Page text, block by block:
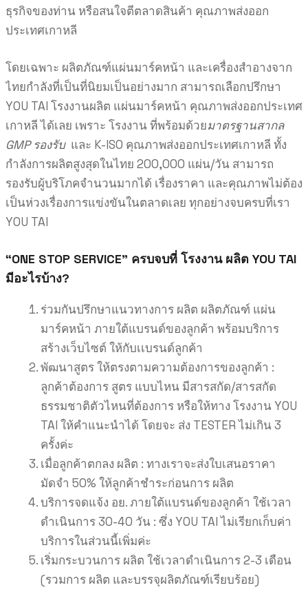
ธุรกิจของท่าน หรือสนใจตีตลาดสินค้า คุณภาพส่งออก
ประเทศเกาหลี
โดยเฉพาะ ผลิตภัณฑ์แผ่นมาร์คหน้า และเครื่องสำอางจาก
ไทยกำลังที่เป็นที่นิยมเป็นอย่างมาก สามารถเลือกปรึกษา
YOU TAI โรงงานผลิต แผ่นมาร์คหน้า คุณภาพส่งออกประเทศ
เกาหลี ได้เลย เพราะ โรงงาน ที่พร้อมด้วยมาตรฐานสากล
GMP รองรับและ K-ISO คุณภาพส่งออกประเทศเกาหลี ทั้ง
กำลังการผลิตสูงสุดในไทย 200,000 แผ่น/วัน สามารถ
รองรับผู้บริโภคจำนวนมากได้ เรื่องราคา และคุณภาพไม่ต้อง
เป็นห่วงเรื่องการแข่งขันในตลาดเลย ทุกอย่างจบครบที่เรา
YOU TAI
“ONE STOP SERVICE” ครบจบที่ โรงงาน ผลิต YOU TAI
มีอะไรบ้าง?
ร่วมกันปรึกษาแนวทางการ ผลิต ผลิตภัณฑ์ แผ่น
มาร์คหน้า ภายใต้แบรนด์ของลูกค้า พร้อมบริการ
สร้างเว็บไซต์ ให้กับเเบรนด์ลูกค้า
พัฒนาสูตร ให้ตรงตามความต้องการของลูกค้า :
ลูกค้าต้องการ สูตร แบบไหน มีสารสกัด/สารสกัด
ธรรมชาติตัวไหนที่ต้องการ หรือให้ทาง โรงงาน YOU
TAI ให้คำแนะนำได้ โดยจะ ส่ง TESTERไม่เกิน 3
ครั้งค่ะ
เมื่อลูกค้าตกลง ผลิต : ทางเราจะส่งใบเสนอราคา
มัดจำ 50% ให้ลูกค้าชำระก่อนการ ผลิต
บริการจดแจ้ง อย. ภายใต้แบรนด์ของลูกค้า ใช้เวลา
ดำเนินการ 30-40 วัน : ซึ่ง YOU TAI ไม่เรียกเก็บค่า
บริการในส่วนนี้เพิ่มค่ะ
เริ่มกระบวนการ ผลิต ใช้เวลาดำเนินการ 2-3 เดือน
(รวมการ ผลิต และบรรจุผลิตภัณฑ์เรียบร้อย)